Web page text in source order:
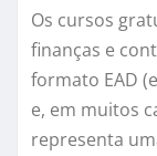
Os cursos
finanças e
formato EAD
e, em muitos
representa